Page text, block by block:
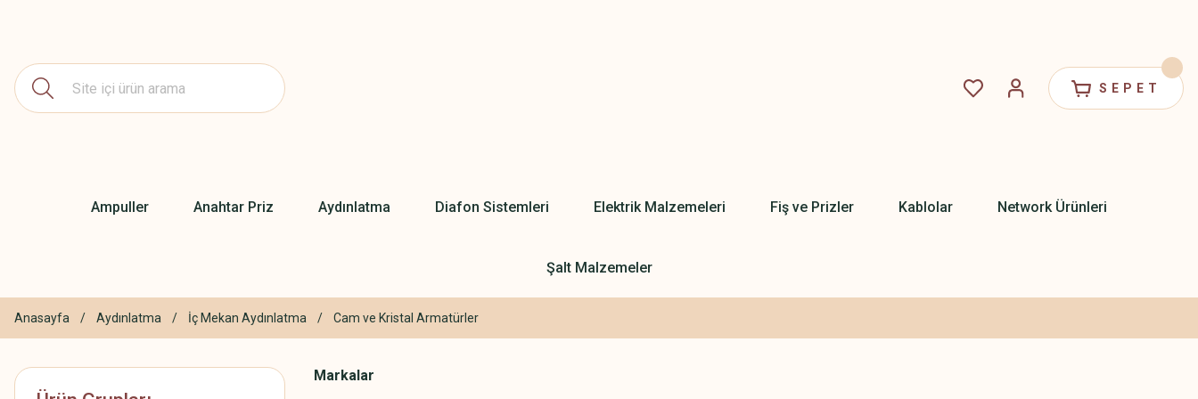
SEPET
Ampuller Anahtar Priz Aydınlatma Diafon Sistemleri Elektrik Malzemeleri Fiş ve Prizler Kablolar Network Ürünleri
Şalt Malzemeler
Anasayfa Aydınlatma İç Mekan Aydınlatma Cam ve Kristal Armatürler
Markalar